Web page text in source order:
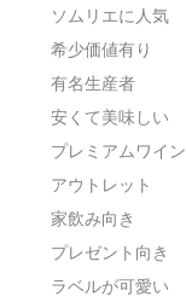
ソムリエに人気
希少価値有り
有名生産者
安くて美味しい
プレミアムワイン
アウトレット
家飲み向き
プレゼント向き
ラベルが可愛い